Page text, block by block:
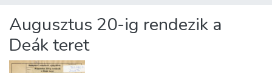
About us
Augusztus 20-ig rendezik a
Deák teret